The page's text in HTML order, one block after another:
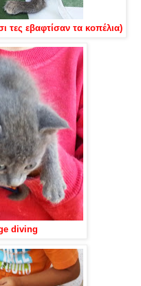
τες εβαφτίσαν τα κοπέλια)
diving